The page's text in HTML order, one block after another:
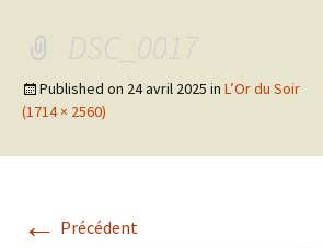
DSC_0017
Published on 24 avril 2025 in L’Or du Soir
(1714 × 2560)
← Précédent